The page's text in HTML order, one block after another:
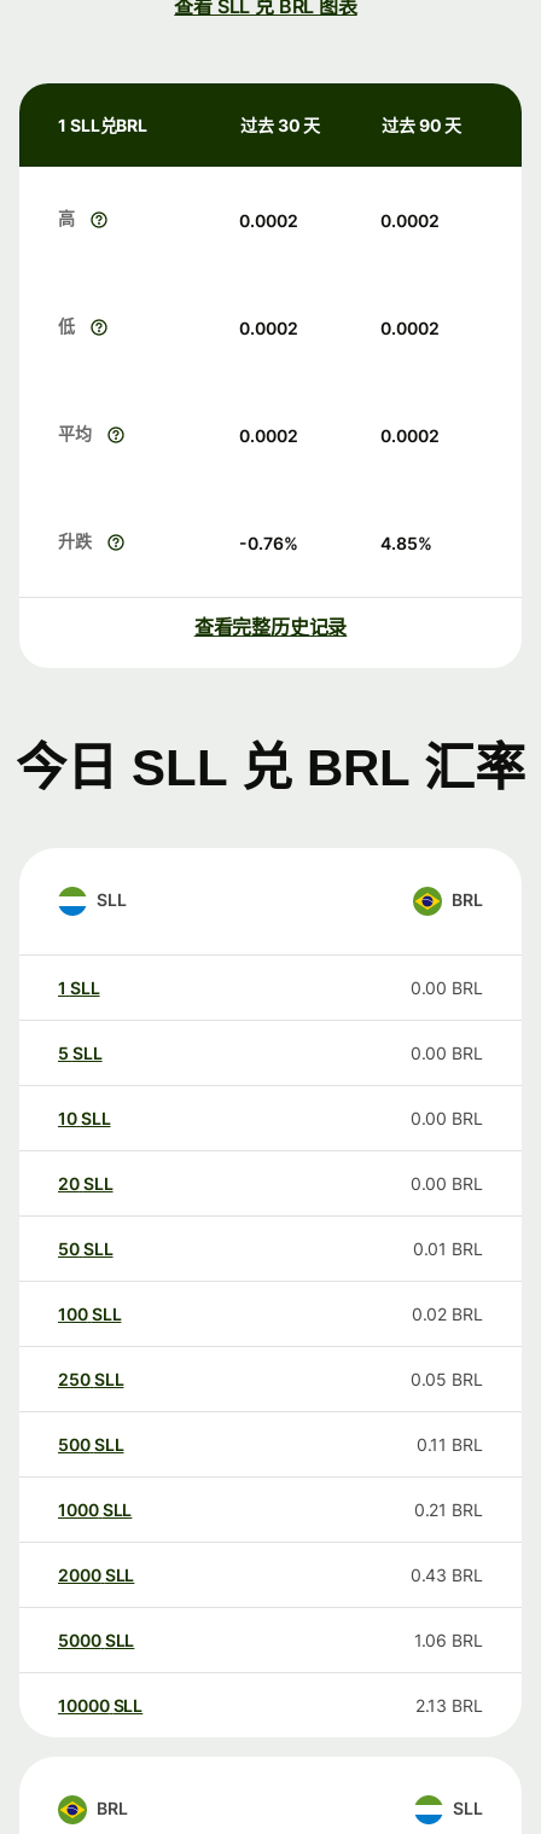
查看 SLL 兑 BRL 图表
1 SLL兑BRL 过去 30 天 过去 90 天
高 0.0002 0.0002
低 0.0002 0.0002
平均 0.0002 0.0002
升跌 -0.76% 4.85%
查看完整历史记录
今日 SLL 兑 BRL 汇率
SLL BRL
1 SLL 0.00 BRL
5 SLL 0.00 BRL
10SLL 0.00 BRL
20SLL 0.00 BRL
50SLL 0.01 BRL
100SLL 0.02 BRL
250SLL 0.05 BRL
500SLL 0.11 BRL
1000SLL 0.21 BRL
2000SLL 0.43 BRL
5000SLL 1.06 BRL
10000 SLL 2.13 BRL
BRL SLL